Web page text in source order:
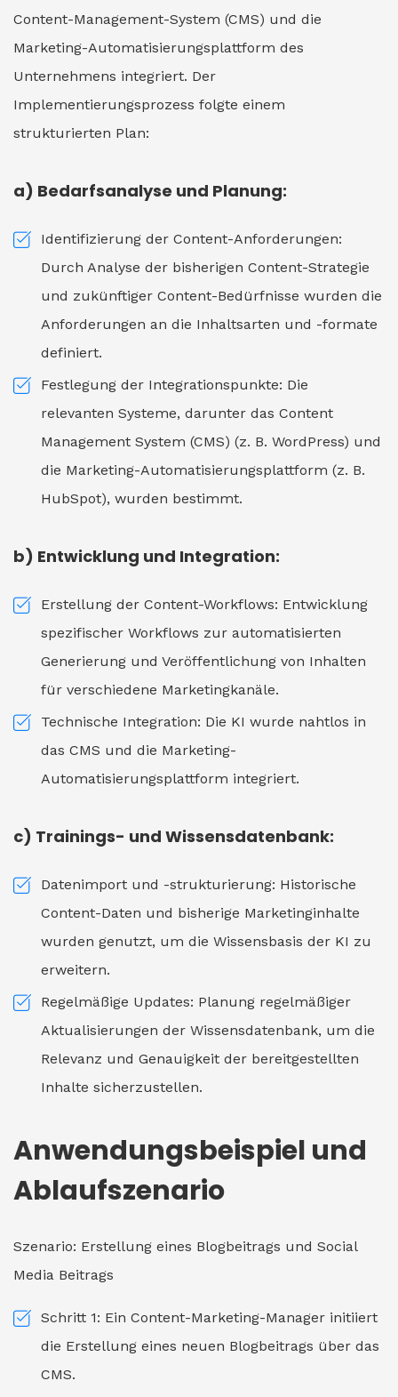
Content-Management-System (CMS) und die
Marketing-Automatisierungsplattform des
Unternehmens integriert. Der
Implementierungsprozess folgte einem
strukturierten Plan:
a) Bedarfsanalyse und Planung:
Identifizierung der Content-Anforderungen:
Durch Analyse der bisherigen Content-Strategie
und zukünftiger Content-Bedürfnisse wurden die
Anforderungen an die Inhaltsarten und -formate
definiert.
Festlegung der Integrationspunkte: Die
relevanten Systeme, darunter das Content
Management System (CMS) (z. B. WordPress) und
die Marketing-Automatisierungsplattform (z. B.
HubSpot), wurden bestimmt.
b) Entwicklung und Integration:
Erstellung der Content-Workflows: Entwicklung
spezifischer Workflows zur automatisierten
Generierung und Veröffentlichung von Inhalten
für verschiedene Marketingkanäle.
Technische Integration: Die KI wurde nahtlos in
das CMS und die Marketing-
Automatisierungsplattform integriert.
c) Trainings- und Wissensdatenbank:
Datenimport und -strukturierung: Historische
Content-Daten und bisherige Marketinginhalte
wurden genutzt, um die Wissensbasis der KI zu
erweitern.
Regelmäßige Updates: Planung regelmäßiger
Aktualisierungen der Wissensdatenbank, um die
Relevanz und Genauigkeit der bereitgestellten
Inhalte sicherzustellen.
Anwendungsbeispiel und
Ablaufszenario
Szenario: Erstellung eines Blogbeitrags und Social
Media Beitrags
Schritt 1: Ein Content-Marketing-Manager initiiert
die Erstellung eines neuen Blogbeitrags über das
CMS.